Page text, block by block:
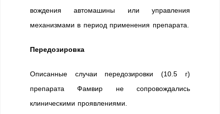
вождения автомашины или управления
механизмами в период применения препарата.
Передозировка
Описанные случаи передозировки (10.5 г)
препарата Фамвир не сопровождались
клиническими проявлениями.